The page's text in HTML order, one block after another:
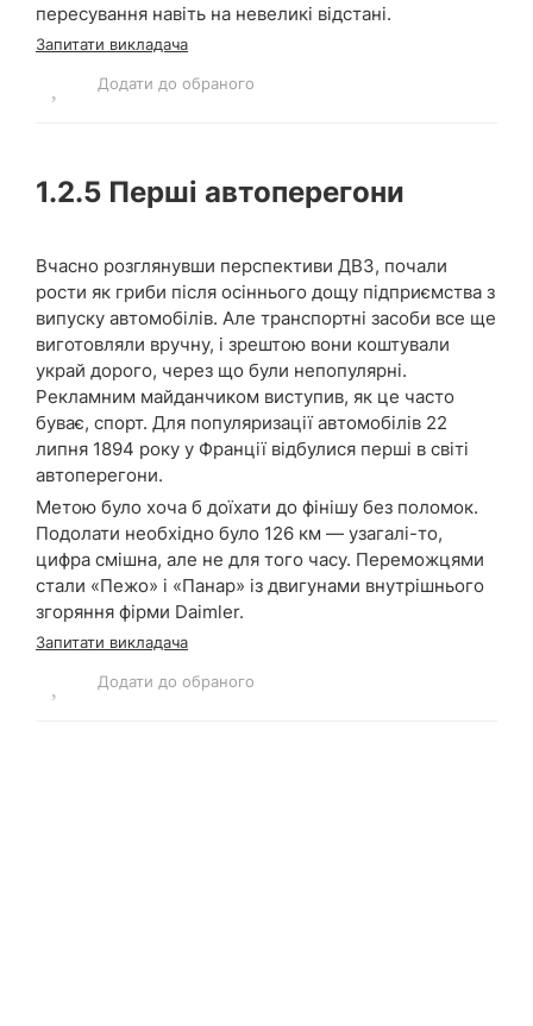
пересування навіть на невеликі відстані.
Запитати викладача
Додати до обраного
1.2.5 Перші автоперегони
Вчасно розглянувши перспективи ДВЗ, почали
рости як гриби після осіннього дощу підприємства з
випуску автомобілів. Але транспортні засоби все ще
виготовляли вручну, і зрештою вони коштували
украй дорого, через що були непопулярні.
Рекламним майданчиком виступив, як це часто
буває, спорт. Для популяризації автомобілів 22
липня 1894 року у Франції відбулися перші в світі
автоперегони.
Метою було хоча б доїхати до фінішу без поломок.
Подолати необхідно було 126 км — узагалі-то,
цифра смішна, але не для того часу. Переможцями
стали «Пежо» і «Панар» із двигунами внутрішнього
згоряння фірми Daimler.
Запитати викладача
Додати до обраного